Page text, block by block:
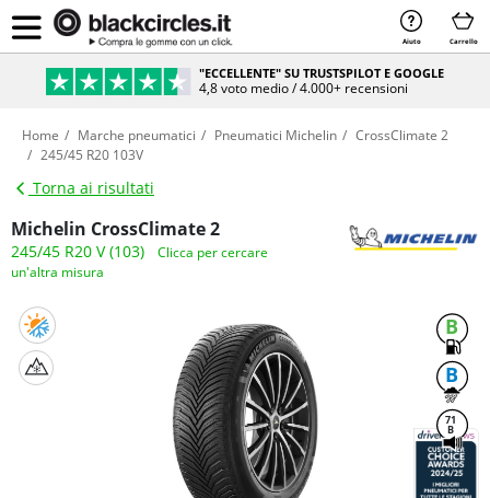
Aiuto Carrello
"ECCELLENTE" SU TRUSTSPILOT E GOOGLE
4,8 voto medio / 4.000+ recensioni
Home Marche pneumatici Pneumatici Michelin
CrossClimate 2
245/45 R20 103V
Torna ai risultati
Michelin CrossClimate 2
245/45 R20 V (103)
Clicca per cercare
un'altra misura
B
B
71
B